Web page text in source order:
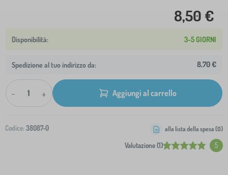
8,50 €
3-5 GIORNI
Spedizione al tuo indirizzo da: 8,70 €
- + Aggiungi al carrello
Codice: 38087-0
Valutazione (1) 5
alla lista della spesa (0)